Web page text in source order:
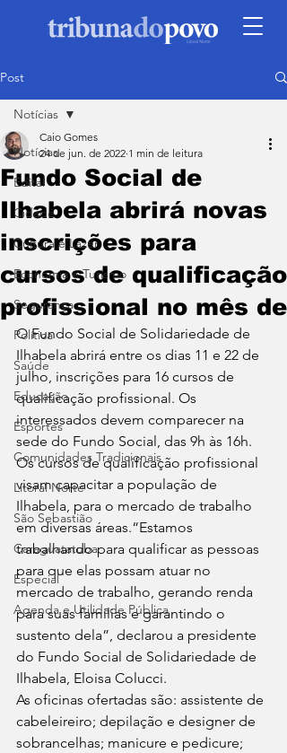
Post
Notícias
Edital
Cidade
Cultura e Lazer
Economia e Turismo
Segurança
Política
Saúde
Educação
Esportes
Comunidades Tradicionais
Litoral Norte
São Sebastião
Caraguatatuba
Especial
Agenda e Utilidade Pública
Notícias
Fundo Social de
Ilhabela abrirá novas
inscrições para
cursos de qualificação
profissional no mês de
Caio Gomes
24 de jun. de 2022 1 min de leitura
O Fundo Social de Solidariedade de
Ilhabela abrirá entre os dias 11 e 22 de
julho, inscrições para 16 cursos de
qualificação profissional. Os
interessados devem comparecer na
sede do Fundo Social, das 9h às 16h.
Os cursos de qualificação profissional
visam capacitar a população de
Ilhabela, para o mercado de trabalho
em diversas áreas.“Estamos
trabalhando para qualificar as pessoas
para que elas possam atuar no
mercado de trabalho, gerando renda
para suas famílias e garantindo o
sustento dela”, declarou a presidente
do Fundo Social de Solidariedade de
Ilhabela, Eloisa Colucci.
As oficinas ofertadas são: assistente de
cabeleireiro; depilação e designer de
sobrancelhas; manicure e pedicure;